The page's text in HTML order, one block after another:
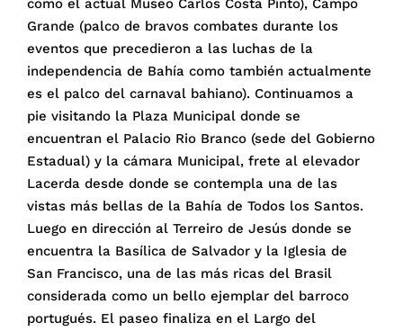
como el actual Museo Carlos Costa Pinto), Campo
Grande (palco de bravos combates durante los
eventos que precedieron a las luchas de la
independencia de Bahía como también actualmente
es el palco del carnaval bahiano). Continuamos a
pie visitando la Plaza Municipal donde se
encuentran el Palacio Rio Branco (sede del Gobierno
Estadual) y la cámara Municipal, frete al elevador
Lacerda desde donde se contempla una de las
vistas más bellas de la Bahía de Todos los Santos.
Luego en dirección al Terreiro de Jesús donde se
encuentra la Basílica de Salvador y la Iglesia de
San Francisco, una de las más ricas del Brasil
considerada como un bello ejemplar del barroco
portugués. El paseo finaliza en el Largo del